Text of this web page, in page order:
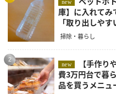
new
庫】に入れてみ
「取り出しや
掃除・暮らし
2
new
費3万円台で暮
品を買うメニュ